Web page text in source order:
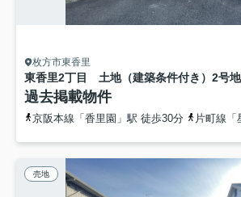
枚方市東香里
東香里2丁目 土地（建築条件付き） 2号地
過去掲載物件
京阪本線「香里園」駅 徒歩30分 片町線「
売地